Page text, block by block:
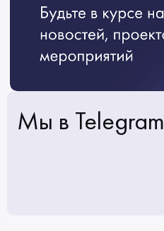
Мы в Telegram